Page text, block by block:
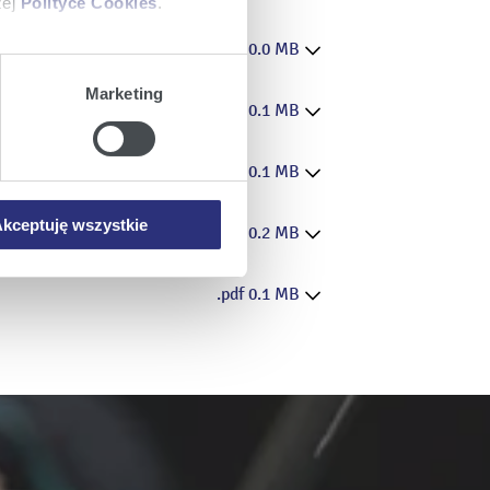
plików cookie z
umieszczać w Państwa
ta nie dotyczy jednak
Marketing
wszystkie
.pdf 0.0 MB
.pdf 0.1 MB
.pdf 0.1 MB
.pdf 0.2 MB
.pdf 0.1 MB